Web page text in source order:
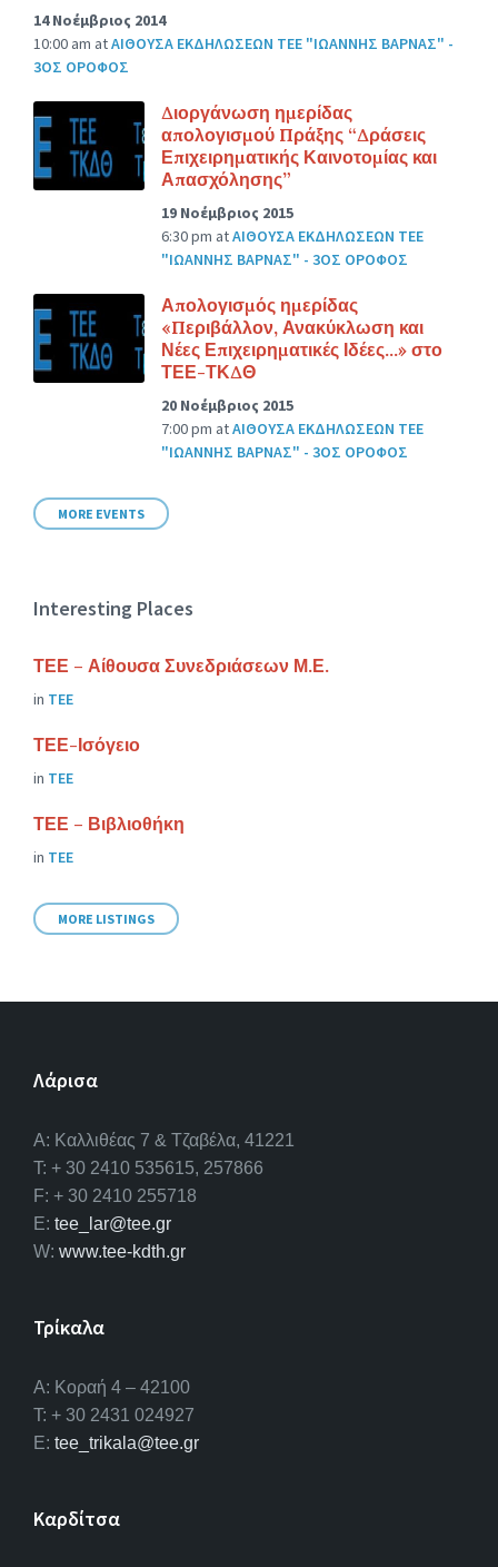
14 Νοέμβριος 2014
10:00 am atΑΙΘΟΥΣΑ ΕΚΔΗΛΩΣΕΩΝ ΤΕΕ "ΙΩΑΝΝΗΣ ΒΑΡΝΑΣ" -
3ΟΣ ΟΡΟΦΟΣ
Διοργάνωση ημερίδας
απολογισμού Πράξης “Δράσεις
Επιχειρηματικής Καινοτομίας και
Απασχόλησης”
19 Νοέμβριος 2015
6:30 pm atΑΙΘΟΥΣΑ ΕΚΔΗΛΩΣΕΩΝ ΤΕΕ
"ΙΩΑΝΝΗΣ ΒΑΡΝΑΣ" - 3ΟΣ ΟΡΟΦΟΣ
Απολογισμός ημερίδας
«Περιβάλλον, Ανακύκλωση και
Νέες Επιχειρηματικές Ιδέες…» στο
ΤΕΕ-ΤΚΔΘ
20 Νοέμβριος 2015
7:00 pm atΑΙΘΟΥΣΑ ΕΚΔΗΛΩΣΕΩΝ ΤΕΕ
"ΙΩΑΝΝΗΣ ΒΑΡΝΑΣ" - 3ΟΣ ΟΡΟΦΟΣ
MORE EVENTS
Interesting Places
ΤΕΕ – Αίθουσα Συνεδριάσεων Μ.Ε.
in ΤΕΕ
ΤΕΕ-Ισόγειο
in ΤΕΕ
ΤΕΕ – Βιβλιοθήκη
in ΤΕΕ
MORE LISTINGS
Λάρισα
A: Καλλιθέας 7 & Τζαβέλα, 41221
T: + 30 2410 535615, 257866
F: + 30 2410 255718
E: tee_lar@tee.gr
W: www.tee-kdth.gr
Τρίκαλα
Α: Κοραή 4 – 42100
T: + 30 2431 024927
E: tee_trikala@tee.gr
Καρδίτσα